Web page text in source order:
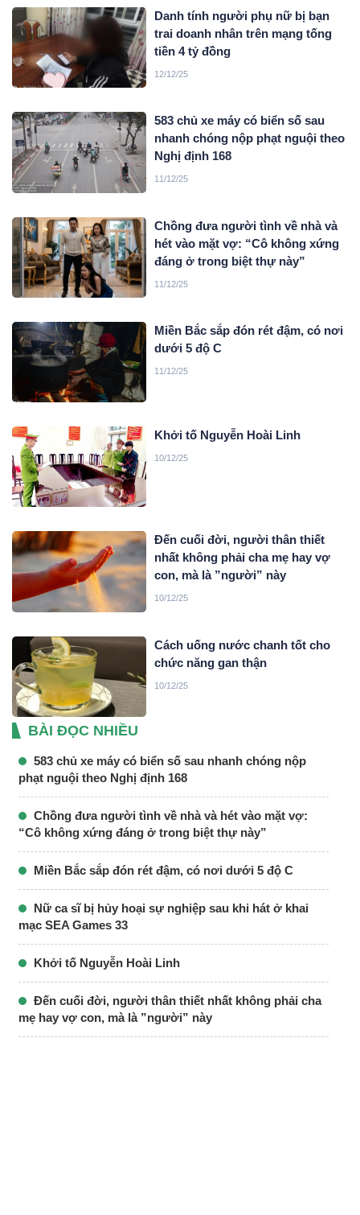
Danh tính người phụ nữ bị bạn
trai doanh nhân trên mạng tống
tiền 4 tỷ đồng
12/12/25
583 chủ xe máy có biển số sau
nhanh chóng nộp phạt nguội theo
Nghị định 168
11/12/25
Chồng đưa người tình về nhà và
hét vào mặt vợ: “Cô không xứng
đáng ở trong biệt thự này”
11/12/25
Miền Bắc sắp đón rét đậm, có nơi
dưới 5 độ C
11/12/25
Khởi tố Nguyễn Hoài Linh
10/12/25
Đến cuối đời, người thân thiết
nhất không phải cha mẹ hay vợ
con, mà là ”người” này
10/12/25
Cách uống nước chanh tốt cho
chức năng gan thận
10/12/25
BÀI ĐỌC NHIỀU
583 chủ xe máy có biển số sau nhanh chóng nộp
phạt nguội theo Nghị định 168
Chồng đưa người tình về nhà và hét vào mặt vợ:
“Cô không xứng đáng ở trong biệt thự này”
Miền Bắc sắp đón rét đậm, có nơi dưới 5 độ C
Nữ ca sĩ bị hủy hoại sự nghiệp sau khi hát ở khai
mạc SEA Games 33
Khởi tố Nguyễn Hoài Linh
Đến cuối đời, người thân thiết nhất không phải cha
mẹ hay vợ con, mà là ”người” này